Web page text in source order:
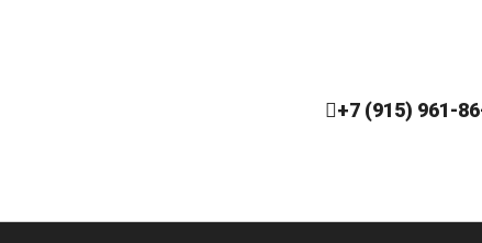
+7 (915) 961-